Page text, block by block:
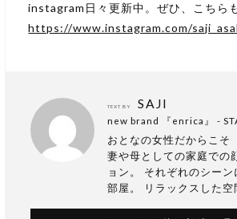
instagram日々更新中。ぜひ、こちら
https://www.instagram.com/
TEXT BY SAJI
new brand 『enrica』 -
おとなの女性だからこ
妻や母としての家庭で
ョン。 それぞれのシー
部屋。 リラックスした